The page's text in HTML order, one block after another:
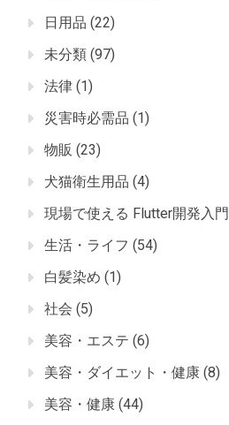
日用品 (22)
未分類 (97)
法律 (1)
災害時必需品 (1)
物販 (23)
犬猫衛生用品 (4)
現場で使える Flutter開発入門
生活・ライフ (54)
白髪染め (1)
社会 (5)
美容・エステ (6)
美容・ダイエット・健康 (8)
美容・健康 (44)